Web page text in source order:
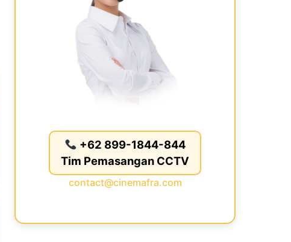
+62 899-1844-844
Tim Pemasangan CCTV
contact@cinemafra.com